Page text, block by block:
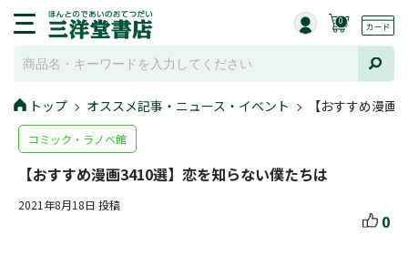
0
トップ オススメ記事・ニュース・イベント 【おすすめ漫画
コミック・ラノベ館
【おすすめ漫画3410選】恋を知らない僕たちは
2021年8月18日 投稿
0